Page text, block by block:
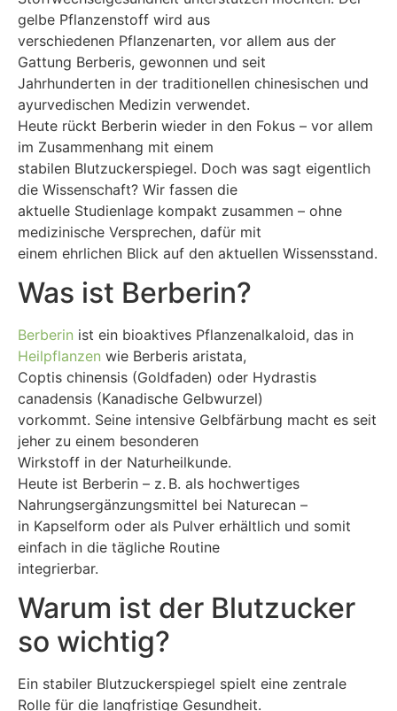
gelbe Pflanzenstoff wird aus
verschiedenen Pflanzenarten, vor allem aus der
Gattung Berberis, gewonnen und seit
Jahrhunderten in der traditionellen chinesischen und
ayurvedischen Medizin verwendet.
Heute rückt Berberin wieder in den Fokus – vor allem
im Zusammenhang mit einem
stabilen Blutzuckerspiegel. Doch was sagt eigentlich
die Wissenschaft? Wir fassen die
aktuelle Studienlage kompakt zusammen – ohne
medizinische Versprechen, dafür mit
einem ehrlichen Blick auf den aktuellen Wissensstand.
Was ist Berberin?
Berberin ist ein bioaktives Pflanzenalkaloid, das in
Heilpflanzen wie Berberis aristata,
Coptis chinensis (Goldfaden) oder Hydrastis
canadensis (Kanadische Gelbwurzel)
vorkommt. Seine intensive Gelbfärbung macht es seit
jeher zu einem besonderen
Wirkstoff in der Naturheilkunde.
Heute ist Berberin – z. B. als hochwertiges
Nahrungsergänzungsmittel bei Naturecan –
in Kapselform oder als Pulver erhältlich und somit
einfach in die tägliche Routine
integrierbar.
Warum ist der Blutzucker
so wichtig?
Ein stabiler Blutzuckerspiegel spielt eine zentrale
Rolle für die langfristige Gesundheit.